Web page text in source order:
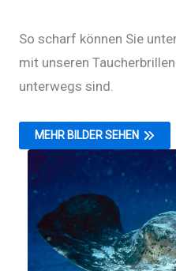
So scharf können Sie
mit unseren
unterwegs sind.
MEHR BILDER SEHEN